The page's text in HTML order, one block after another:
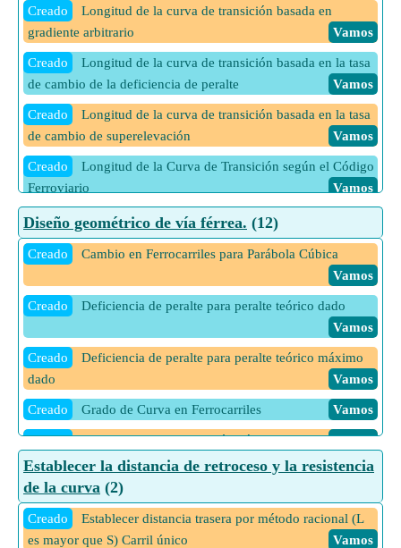
Creado
Longitud de la curva de transición basada en
gradiente arbitrario
Vamos
Creado
Longitud de la curva de transición basada en la tasa
de cambio de la deficiencia de peralte
Vamos
Creado
Longitud de la curva de transición basada en la tasa
de cambio de superelevación
Vamos
Creado
Longitud de la Curva de Transición según el Código
Ferroviario
Vamos
Creado
Radio de la curva de transición para BG o MG
Vamos
Vamos
Creado
Velocidad segura en curvas en transición para BG o
Vamos
Creado
Velocidad segura en curvas en transición para NG
Vamos
Creado
Velocidades de Longitud de Curvas de Transición
velocidades normales
Vamos
Diseño geométrico de vía férrea. (12)
Creado
Cambio en Ferrocarriles para Parábola Cúbica
Vamos
Creado
Deficiencia de peralte para peralte teórico dado
Vamos
Creado
Deficiencia de peralte para peralte teórico máximo
dado
Vamos
Creado Grado de Curva en Ferrocarriles Vamos
Creado Peralte de equilibrio en vías férreas Vamos
Creado Peralte de equilibrio para BG Vamos
Creado Peralte de equilibrio para gas natural Vamos
Creado Vamos
Establecer la distancia de retroceso y la resistencia
de la curva (2)
Creado
Establecer distancia trasera por método racional (L
es mayor que S) Carril único
Vamos